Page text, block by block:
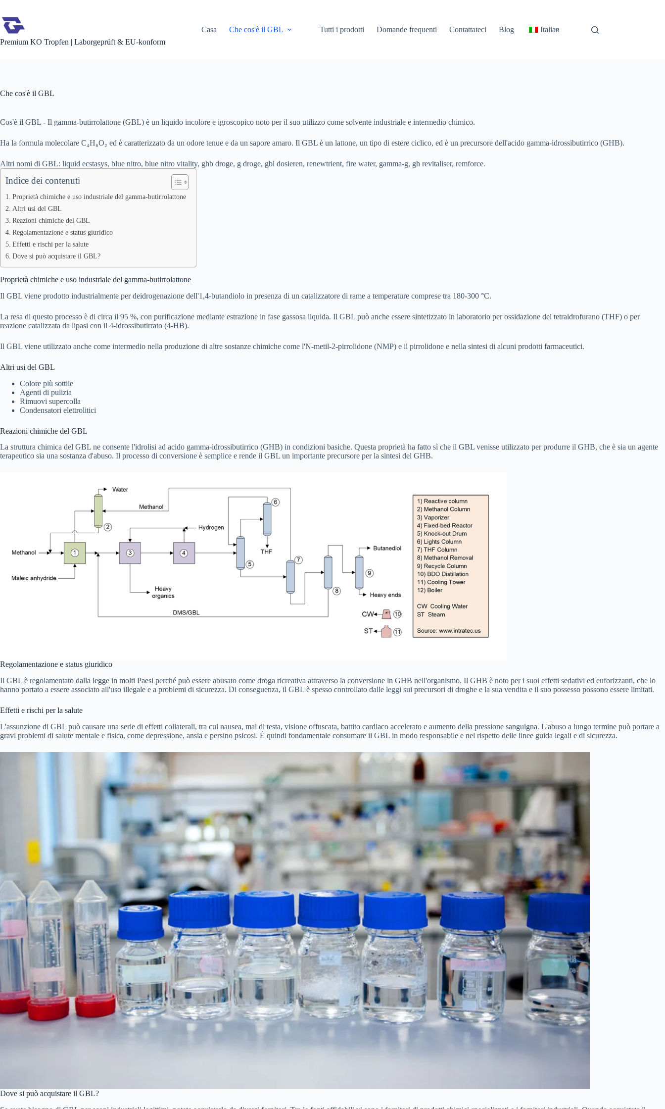
contenuto
Premium KO Tropfen | Laborgeprüft & EU-konform
Casa Che cos'è il GBL Tutti i prodotti Domande frequenti Contattateci Blog Italian
Che cos'è il GBL
Cos'è il GBL - Il gamma-butirrolattone (GBL) è un liquido incolore e igroscopico noto per il suo utilizzo come solvente industriale e intermedio chimico.
Ha la formula molecolare C₄H₆O₂ ed è caratterizzato da un odore tenue e da un sapore amaro. Il GBL è un lattone, un tipo di estere ciclico, ed è un precursore dell'acido gamma-idrossibutirrico (GHB).
Altri nomi di GBL: liquid ecstasys, blue nitro, blue nitro vitality, ghb droge, g droge, gbl dosieren, renewtrient, fire water, gamma-g, gh revitaliser, remforce.
Indice dei contenuti
Proprietà chimiche e uso industriale del gamma-butirrolattone
Altri usi del GBL
Reazioni chimiche del GBL
Regolamentazione e status giuridico
Effetti e rischi per la salute
Dove si può acquistare il GBL?
Proprietà chimiche e uso industriale del gamma-butirrolattone
Il GBL viene prodotto industrialmente per deidrogenazione dell'1,4-butandiolo in presenza di un catalizzatore di rame a temperature comprese tra 180-300 °C.
La resa di questo processo è di circa il 95 %, con purificazione mediante estrazione in fase gassosa liquida. Il GBL può anche essere sintetizzato in laboratorio per ossidazione del tetraidrofurano (THF) o per
reazione catalizzata da lipasi con il 4-idrossibutirrato (4-HB).
Il GBL viene utilizzato anche come intermedio nella produzione di altre sostanze chimiche come l'N-metil-2-pirrolidone (NMP) e il pirrolidone e nella sintesi di alcuni prodotti farmaceutici.
Altri usi del GBL
Colore più sottile
Agenti di pulizia
Rimuovi supercolla
Condensatori elettrolitici
Reazioni chimiche del GBL
La struttura chimica del GBL ne consente l'idrolisi ad acido gamma-idrossibutirrico (GHB) in condizioni basiche. Questa proprietà ha fatto sì che il GBL venisse utilizzato per produrre il GHB, che è sia un agente
terapeutico sia una sostanza d'abuso. Il processo di conversione è semplice e rende il GBL un importante precursore per la sintesi del GHB.
Regolamentazione e status giuridico
Il GBL è regolamentato dalla legge in molti Paesi perché può essere abusato come droga ricreativa attraverso la conversione in GHB nell'organismo. Il GHB è noto per i suoi effetti sedativi ed euforizzanti, che lo
hanno portato a essere associato all'uso illegale e a problemi di sicurezza. Di conseguenza, il GBL è spesso controllato dalle leggi sui precursori di droghe e la sua vendita e il suo possesso possono essere limitati.
Effetti e rischi per la salute
L'assunzione di GBL può causare una serie di effetti collaterali, tra cui nausea, mal di testa, visione offuscata, battito cardiaco accelerato e aumento della pressione sanguigna. L'abuso a lungo termine può portare a
gravi problemi di salute mentale e fisica, come depressione, ansia e persino psicosi. È quindi fondamentale consumare il GBL in modo responsabile e nel rispetto delle linee guida legali e di sicurezza.
Dove si può acquistare il GBL?